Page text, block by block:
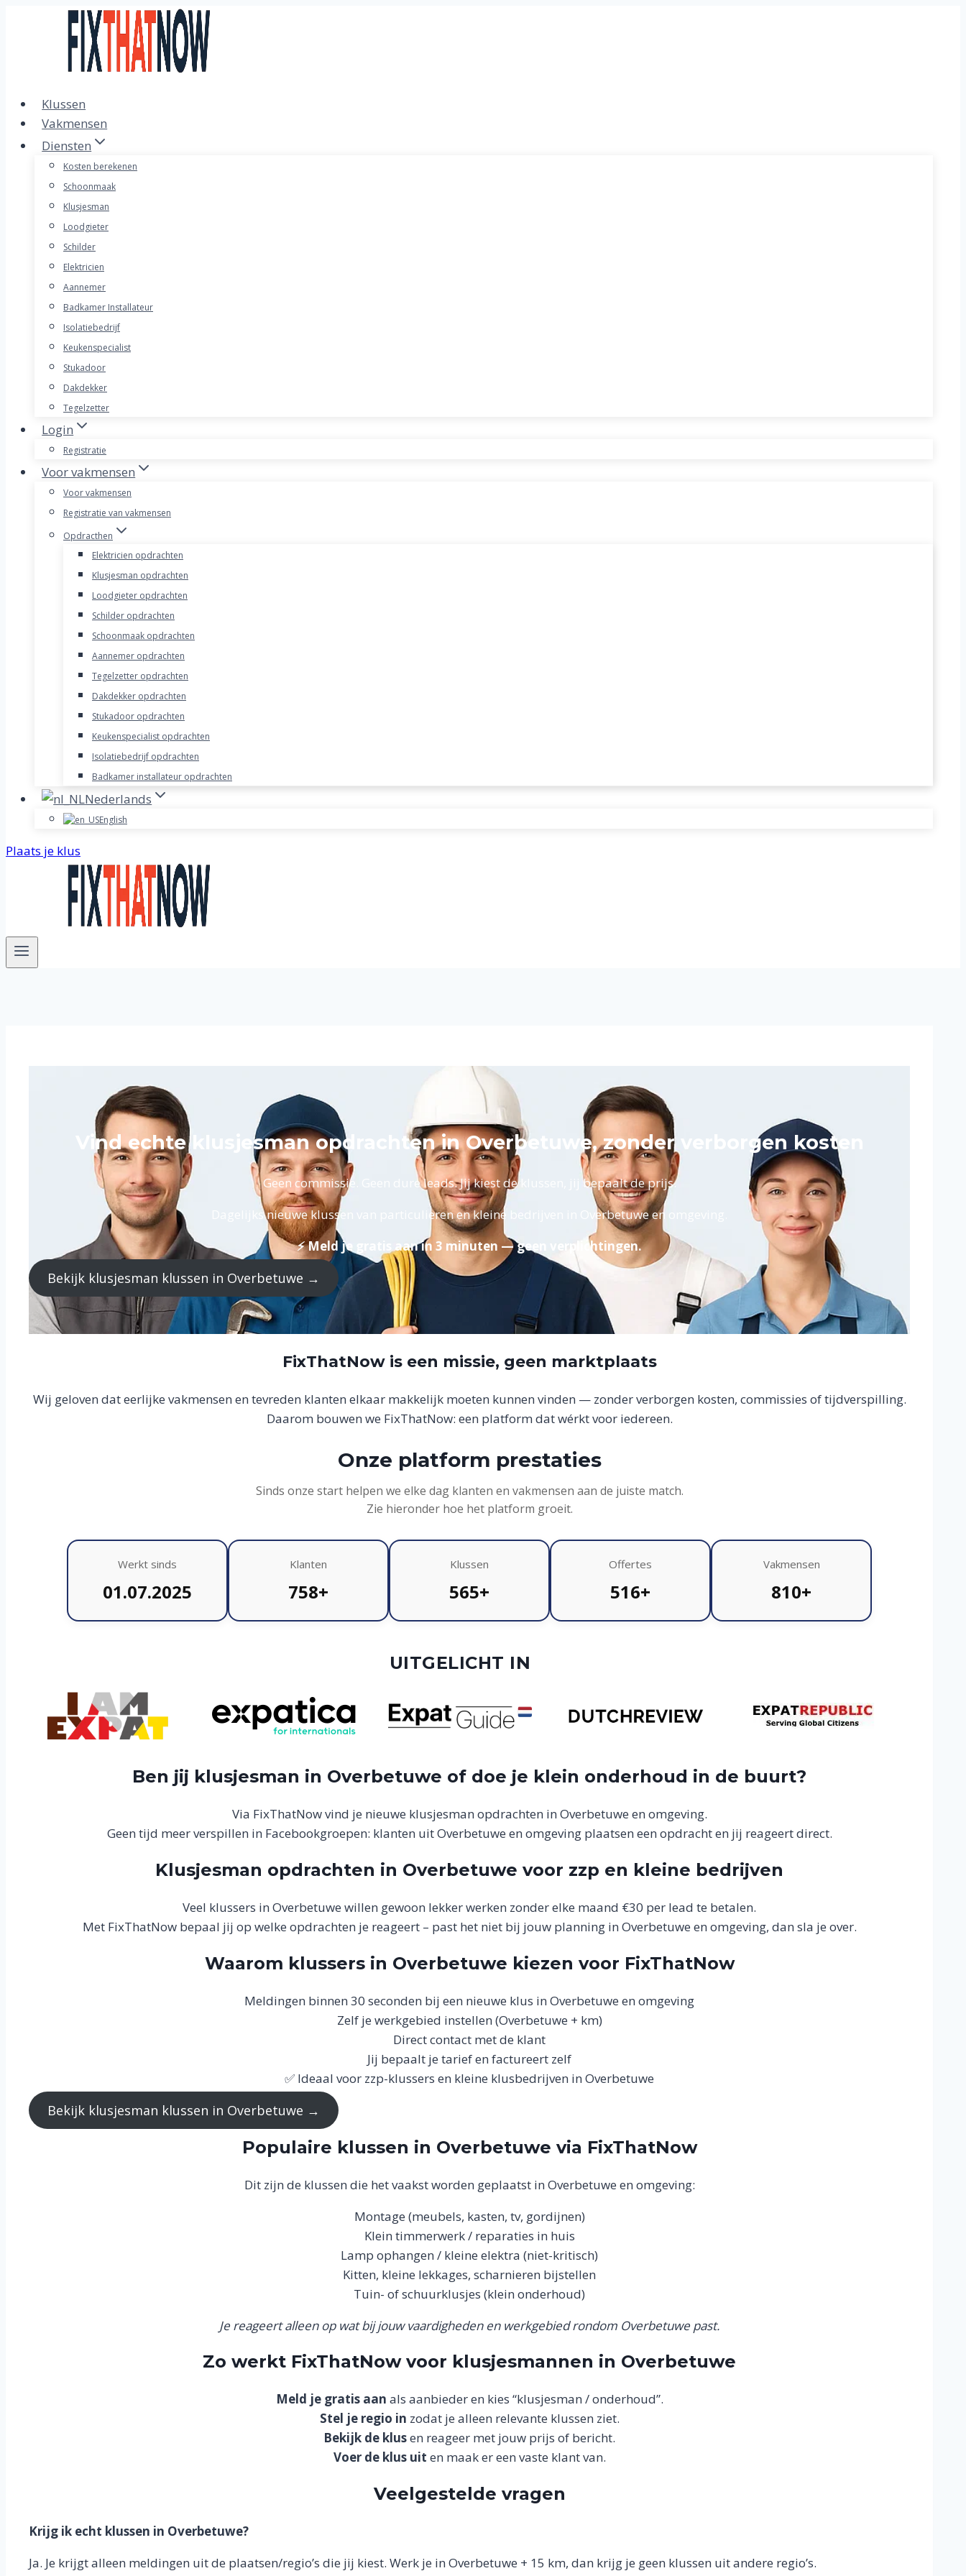
Klussen
Vakmensen
Diensten
Kosten berekenen
Schoonmaak
Klusjesman
Loodgieter
Schilder
Elektricien
Aannemer
Badkamer Installateur
Isolatiebedrijf
Keukenspecialist
Stukadoor
Dakdekker
Tegelzetter
Login
Registratie
Voor vakmensen
Voor vakmensen
Registratie van vakmensen
Opdracthen
Elektricien opdrachten
Klusjesman opdrachten
Loodgieter opdrachten
Schilder opdrachten
Schoonmaak opdrachten
Aannemer opdrachten
Tegelzetter opdrachten
Dakdekker opdrachten
Stukadoor opdrachten
Keukenspecialist opdrachten
Isolatiebedrijf opdrachten
Badkamer installateur opdrachten
Nederlands
English
Plaats je klus
Vind echte klusjesman opdrachten in Overbetuwe, zonder verborgen kosten
Geen commissie. Geen dure leads. Jij kiest de klussen, jij bepaalt de prijs.
Dagelijks nieuwe klussen van particulieren en kleine bedrijven in Overbetuwe en omgeving.
⚡ Meld je gratis aan in 3 minuten — geen verplichtingen.
Bekijk klusjesman klussen in Overbetuwe →
FixThatNow is een missie, geen marktplaats
Wij geloven dat eerlijke vakmensen en tevreden klanten elkaar makkelijk moeten kunnen vinden — zonder verborgen kosten, commissies of tijdverspilling.
Daarom bouwen we FixThatNow: een platform dat wérkt voor iedereen.
Onze platform prestaties
Sinds onze start helpen we elke dag klanten en vakmensen aan de juiste match.
Zie hieronder hoe het platform groeit.
Werkt sinds
01.07.2025
Klanten
758+
Klussen
565+
Offertes
516+
Vakmensen
810+
UITGELICHT IN
Ben jij klusjesman in Overbetuwe of doe je klein onderhoud in de buurt?
Via FixThatNow vind je nieuwe klusjesman opdrachten in Overbetuwe en omgeving.
Geen tijd meer verspillen in Facebookgroepen: klanten uit Overbetuwe en omgeving plaatsen een opdracht en jij reageert direct.
Klusjesman opdrachten in Overbetuwe voor zzp en kleine bedrijven
Veel klussers in Overbetuwe willen gewoon lekker werken zonder elke maand €30 per lead te betalen.
Met FixThatNow bepaal jij op welke opdrachten je reageert – past het niet bij jouw planning in Overbetuwe en omgeving, dan sla je over.
Waarom klussers in Overbetuwe kiezen voor FixThatNow
Meldingen binnen 30 seconden bij een nieuwe klus in Overbetuwe en omgeving
Zelf je werkgebied instellen (Overbetuwe + km)
Direct contact met de klant
Jij bepaalt je tarief en factureert zelf
✅ Ideaal voor zzp-klussers en kleine klusbedrijven in Overbetuwe
Bekijk klusjesman klussen in Overbetuwe →
Populaire klussen in Overbetuwe via FixThatNow
Dit zijn de klussen die het vaakst worden geplaatst in Overbetuwe en omgeving:
Montage (meubels, kasten, tv, gordijnen)
Klein timmerwerk / reparaties in huis
Lamp ophangen / kleine elektra (niet-kritisch)
Kitten, kleine lekkages, scharnieren bijstellen
Tuin- of schuurklusjes (klein onderhoud)
Je reageert alleen op wat bij jouw vaardigheden en werkgebied rondom Overbetuwe past.
Zo werkt FixThatNow voor klusjesmannen in Overbetuwe
Meld je gratis aan als aanbieder en kies “klusjesman / onderhoud”.
Stel je regio in zodat je alleen relevante klussen ziet.
Bekijk de klusen reageer met jouw prijs of bericht.
Voer de klus uit en maak er een vaste klant van.
Veelgestelde vragen
Krijg ik echt klussen in Overbetuwe?
Ja. Je krijgt alleen meldingen uit de plaatsen/regio’s die jij kiest. Werk je in Overbetuwe + 15 km, dan krijg je geen klussen uit andere regio’s.